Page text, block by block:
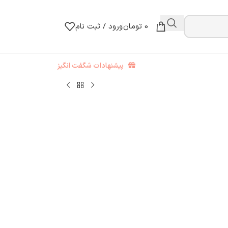
0 تومانورود / ثبت نام
پیشنهادات شگفت انگیز